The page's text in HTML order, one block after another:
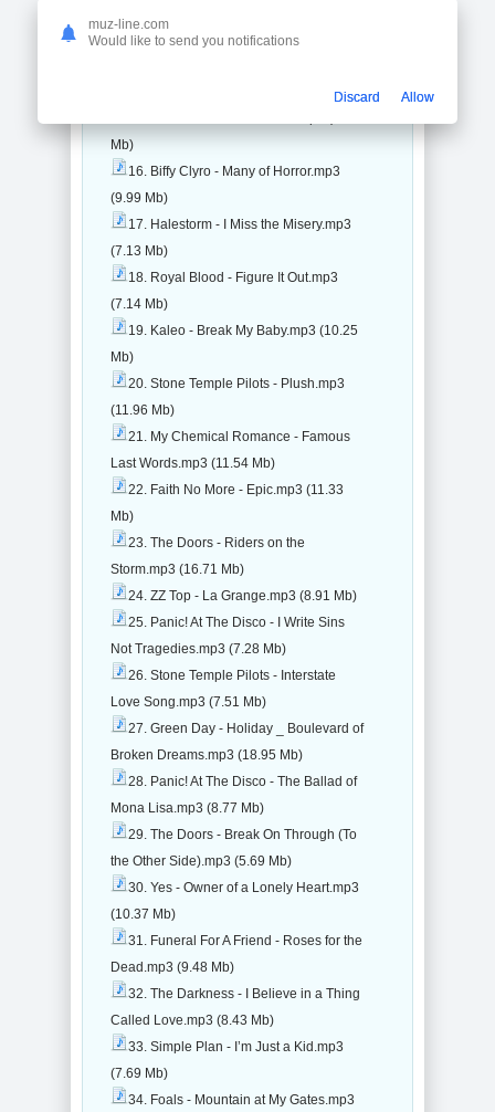
(7.6 Mb)
Mb)
16. Biffy Clyro - Many of Horror.mp3
(9.99 Mb)
17. Halestorm - I Miss the Misery.mp3
(7.13 Mb)
18. Royal Blood - Figure It Out.mp3
(7.14 Mb)
19. Kaleo - Break My Baby.mp3 (10.25
Mb)
20. Stone Temple Pilots - Plush.mp3
(11.96 Mb)
21. My Chemical Romance - Famous
Last Words.mp3 (11.54 Mb)
22. Faith No More - Epic.mp3 (11.33
Mb)
23. The Doors - Riders on the
Storm.mp3 (16.71 Mb)
24. ZZ Top - La Grange.mp3 (8.91 Mb)
25. Panic! At The Disco - I Write Sins
Not Tragedies.mp3 (7.28 Mb)
26. Stone Temple Pilots - Interstate
Love Song.mp3 (7.51 Mb)
27. Green Day - Holiday _ Boulevard of
Broken Dreams.mp3 (18.95 Mb)
28. Panic! At The Disco - The Ballad of
Mona Lisa.mp3 (8.77 Mb)
29. The Doors - Break On Through (To
the Other Side).mp3 (5.69 Mb)
30. Yes - Owner of a Lonely Heart.mp3
(10.37 Mb)
31. Funeral For A Friend - Roses for the
Dead.mp3 (9.48 Mb)
32. The Darkness - I Believe in a Thing
Called Love.mp3 (8.43 Mb)
33. Simple Plan - I’m Just a Kid.mp3
(7.69 Mb)
34. Foals - Mountain at My Gates.mp3
muz-line.com
Would like to send you notifications
Discard Allow